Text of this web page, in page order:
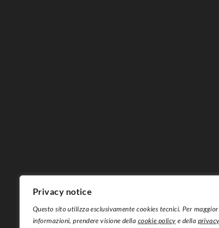
Privacy notice
Questo sito utilizza esclusivamente cookies tecnici. Per
informazioni, prendere visione della cookie policy e della